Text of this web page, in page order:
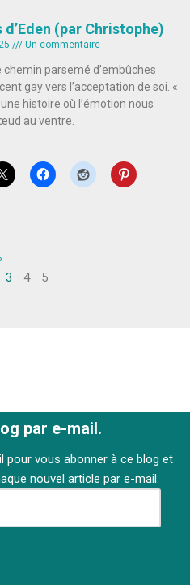
d’Eden (par Christophe)
Un commentaire
chemin parsemé d’embûches
gay vers l’acceptation de soi. «
histoire où l’émotion nous
au ventre.
3 4 5
par e-mail.
pour vous abonner à ce blog et
nouvel article par e-mail.